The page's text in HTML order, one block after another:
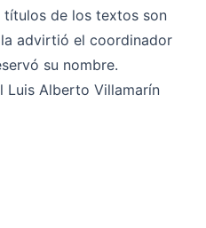
títulos de los textos son
advirtió el coordinador
su nombre.
Luis Alberto Villamarín